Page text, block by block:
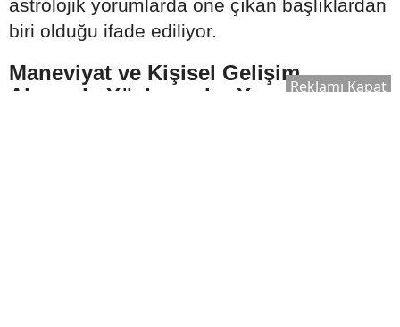
astrolojik yorumlarda öne çıkan başlıklardan
biri olduğu ifade ediliyor.
Maneviyat ve Kişisel Gelişim
Alanında Yüzleşmeler Yaşanabilir
Reklamı Kapat